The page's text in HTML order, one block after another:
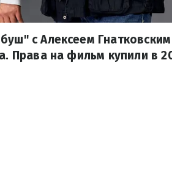
с Алексеем
Права на фильм купили в